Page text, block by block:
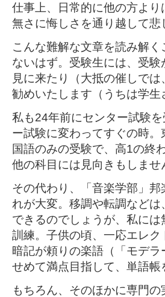
仕事上、日常的に他の方よ
無さに悔しさを通り越して悲
こんな難解な文章を読み解
ないはず。受験生には、受
見に来たり（大抵の催しで
勧めいたします（うちは学
私も24年前にセンター試験
ー試験に変わってすぐの時
国語のみの受験で、高1の終
他の科目には見向きもしませ
その代わり、「音楽学部」
れが大変。移調や転調など
できるのでしょうが、私に
訓練。子供の頃、一応エレ
暗記が頼りの楽語（「モデ
せめて満点目指して、単語
もちろん、そのほかに専門